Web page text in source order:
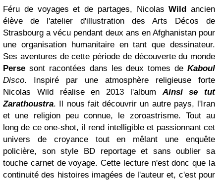
Féru de voyages et de partages, NicolasWild ancien
élève de l'atelier d'illustration des Arts Décos de
Strasbourg a vécu pendant deux ans en Afghanistan pour
une organisation humanitaire en tant que dessinateur.
Ses aventures de cette période de découverte du monde
Perse sont racontées dans les deux tomes de Kaboul
Disco. Inspiré par une atmosphère religieuse forte
Nicolas Wild réalise en 2013 l'albumAinsi se tut
Zarathoustra. Il nous fait découvrir un autre pays, l'Iran
et une religion peu connue, le zoroastrisme. Tout au
long de ce one-shot, il rend intelligible et passionnant cet
univers de croyance tout en mêlant une enquête
policière, son style BD reportage et sans oublier sa
touche carnet de voyage. Cette lecture n'est donc que la
continuité des histoires imagées de l'auteur et, c'est pour